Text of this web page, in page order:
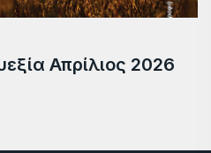
Απρίλιος 2026